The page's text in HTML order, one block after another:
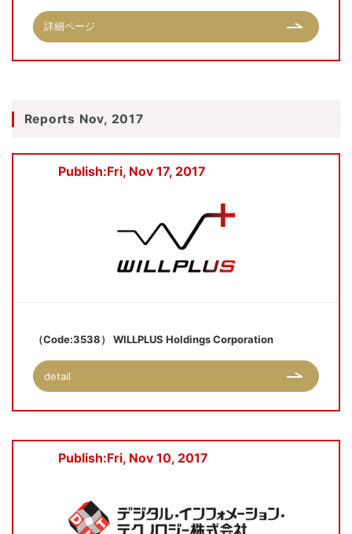
詳細ページ
Reports Nov, 2017
Publish:Fri, Nov 17, 2017
（Code:3538） WILLPLUS Holdings Corporation
detail
Publish:Fri, Nov 10, 2017